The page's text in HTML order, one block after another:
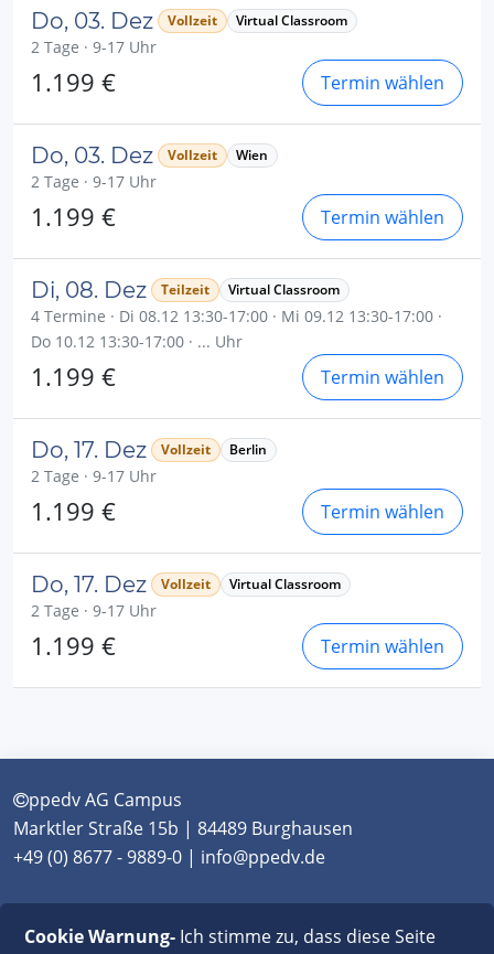
Do, 03. Dez Vollzeit Virtual Classroom
2 Tage · 9-17 Uhr
1.199 € Termin wählen
Do, 03. Dez Vollzeit Wien
2 Tage · 9-17 Uhr
1.199 € Termin wählen
Di, 08. Dez Teilzeit Virtual Classroom
4 Termine · Di 08.12 13:30-17:00 · Mi 09.12 13:30-17:00 ·
Do 10.12 13:30-17:00 · ... Uhr
1.199 € Termin wählen
Do, 17. Dez Vollzeit Berlin
2 Tage · 9-17 Uhr
1.199 € Termin wählen
Do, 17. Dez Vollzeit Virtual Classroom
2 Tage · 9-17 Uhr
1.199 € Termin wählen
ppedv AG Campus
Marktler Straße 15b | 84489 Burghausen
+49 (0) 8677 - 9889-0 | info@ppedv.de
Cookie Warnung-Ich stimme zu, dass diese Seite